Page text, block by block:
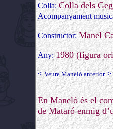
Colla:Colla dels
Acompanyament
Constructor:Manel
Any:1980 (figura
<Veure Maneló anterior>
En Maneló és el
de Mataró enmig